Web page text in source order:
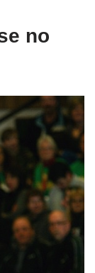
no